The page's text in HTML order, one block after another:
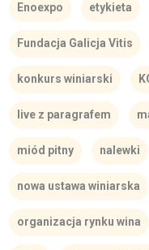
Enoexpo etykieta
Fundacja Galicja Vitis
konkurs winiarski
live z paragrafem
miód pitny nalewki
nowa ustawa winiarska
organizacja rynku wina